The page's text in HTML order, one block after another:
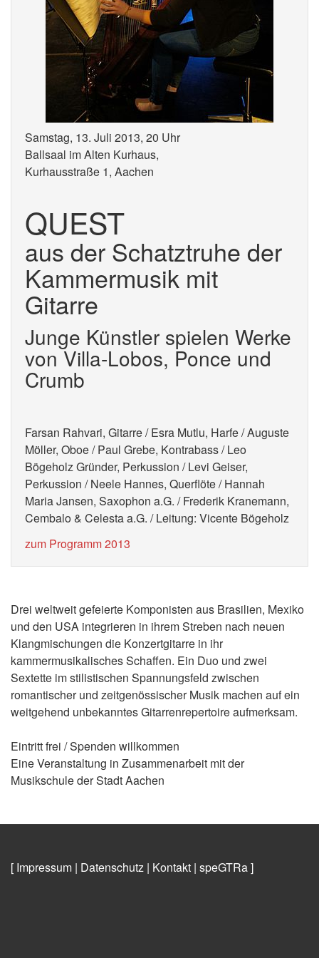
Samstag, 13. Juli 2013, 20 Uhr
Ballsaal im Alten Kurhaus,
Kurhausstraße 1, Aachen
QUEST
aus der Schatztruhe der
Kammermusik mit
Gitarre
Junge Künstler spielen Werke
von Villa-Lobos, Ponce und
Crumb
Farsan Rahvari, Gitarre / Esra Mutlu, Harfe / Auguste
Möller, Oboe / Paul Grebe, Kontrabass / Leo
Bögeholz Gründer, Perkussion / Levi Geiser,
Perkussion / Neele Hannes, Querflöte / Hannah
Maria Jansen, Saxophon a.G. / Frederik Kranemann,
Cembalo & Celesta a.G. / Leitung: Vicente Bögeholz
zum Programm 2013
Drei weltweit gefeierte Komponisten aus Brasilien, Mexiko
und den USA integrieren in ihrem Streben nach neuen
Klangmischungen die Konzertgitarre in ihr
kammermusikalisches Schaffen. Ein Duo und zwei
Sextette im stilistischen Spannungsfeld zwischen
romantischer und zeitgenössischer Musik machen auf ein
weitgehend unbekanntes Gitarrenrepertoire aufmerksam.
Eintritt frei / Spenden willkommen
Eine Veranstaltung in Zusammenarbeit mit der
Musikschule der Stadt Aachen
[ Impressum | Datenschutz | Kontakt | speGTRa]